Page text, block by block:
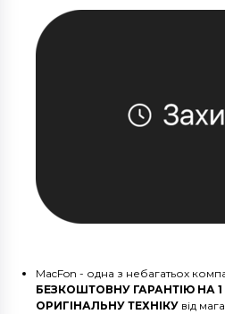
MacFon - одна з небагатьох
БЕЗКОШТОВНУ ГАРАНТІЮ НА
ОРИГІНАЛЬНУ ТЕХНІКУ від